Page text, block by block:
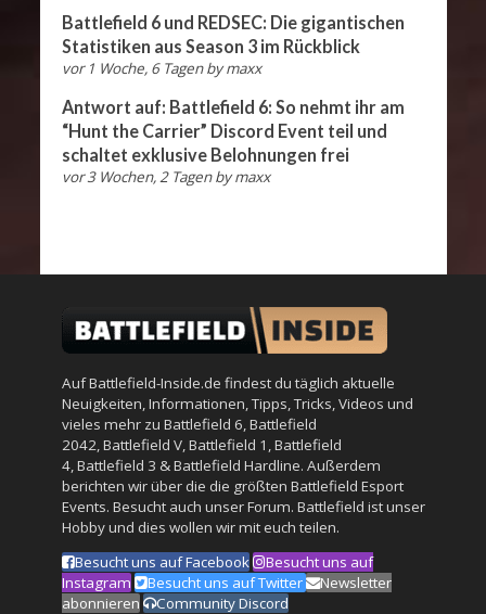
Battlefield 6 und REDSEC: Die gigantischen
Statistiken aus Season 3 im Rückblick
vor 1 Woche, 6 Tagen bymaxx
Antwort auf: Battlefield 6: So nehmt ihr am
“Hunt the Carrier” Discord Event teil und
schaltet exklusive Belohnungen frei
vor 3 Wochen, 2 Tagen bymaxx
Auf Battlefield-Inside.de findest du täglich aktuelle
Neuigkeiten, Informationen, Tipps, Tricks, Videos und
vieles mehr zu Battlefield 6 Battlefield
2042 Battlefield V, Battlefield 1 Battlefield
4, Battlefield 3 &Battlefield Hardline. Außerdem
berichten wir über die die größten Battlefield Esport
Events. Besucht auch unserForum. Battlefield ist unser
Hobby und dies wollen wir mit euch teilen.
Besucht uns auf Facebook
Besucht uns auf
Instagram
Besucht uns auf Twitter
Newsletter
abonnieren
Community Discord